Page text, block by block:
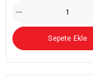
Sepete Ekle